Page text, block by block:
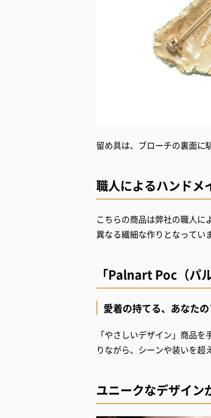
留め具は、ブローチの裏面に
職人によるハンドメ
こちらの商品は弊社の職人に
異なる繊細な作りとなってい
「Palnart Poc（パ
愛着の持てる、あなた
「やさしいデザイン」商品
りながら、シーンや装いを超
ユニークなデザイン